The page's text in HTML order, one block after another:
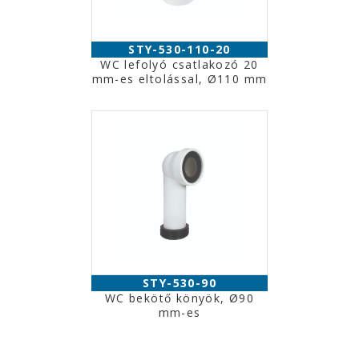
STY-530-110-20
WC lefolyó csatlakozó 20
mm-es eltolással, Ø110 mm
STY-530-90
WC bekötő könyök, Ø90
mm-es